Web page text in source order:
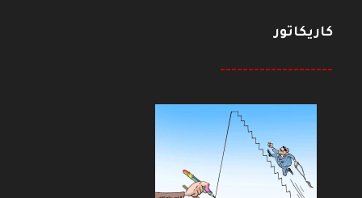
كاريكاتور
--------------------